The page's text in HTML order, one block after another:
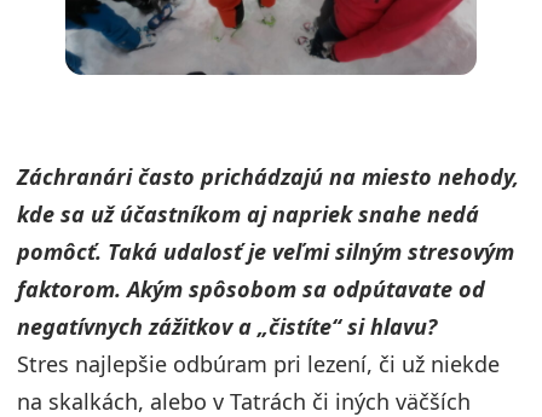
Záchranári často prichádzajú na miesto nehody,
kde sa už účastníkom aj napriek snahe nedá
pomôcť. Taká udalosť je veľmi silným stresovým
faktorom. Akým spôsobom sa odpútavate od
negatívnych zážitkov a „čistíte“ si hlavu?
Stres najlepšie odbúram pri lezení, či už niekde
na skalkách, alebo v Tatrách či iných väčších